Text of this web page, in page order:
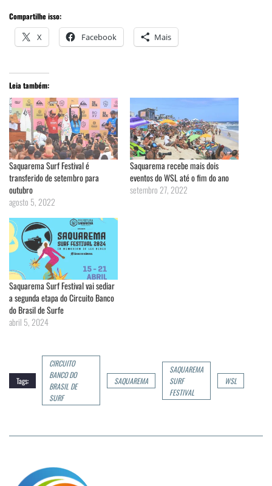
Compartilhe isso:
X Facebook Mais
Leia também:
Saquarema Surf Festival é
transferido de setembro para
outubro
agosto 5, 2022
Saquarema recebe mais dois
eventos do WSL até o fim do ano
setembro 27, 2022
Saquarema Surf Festival vai sediar
a segunda etapa do Circuito Banco
do Brasil de Surfe
abril 5, 2024
Tags:
CIRCUITO
BANCO DO
BRASIL DE
SURF
SAQUAREMA
SAQUAREMA
SURF
FESTIVAL
WSL